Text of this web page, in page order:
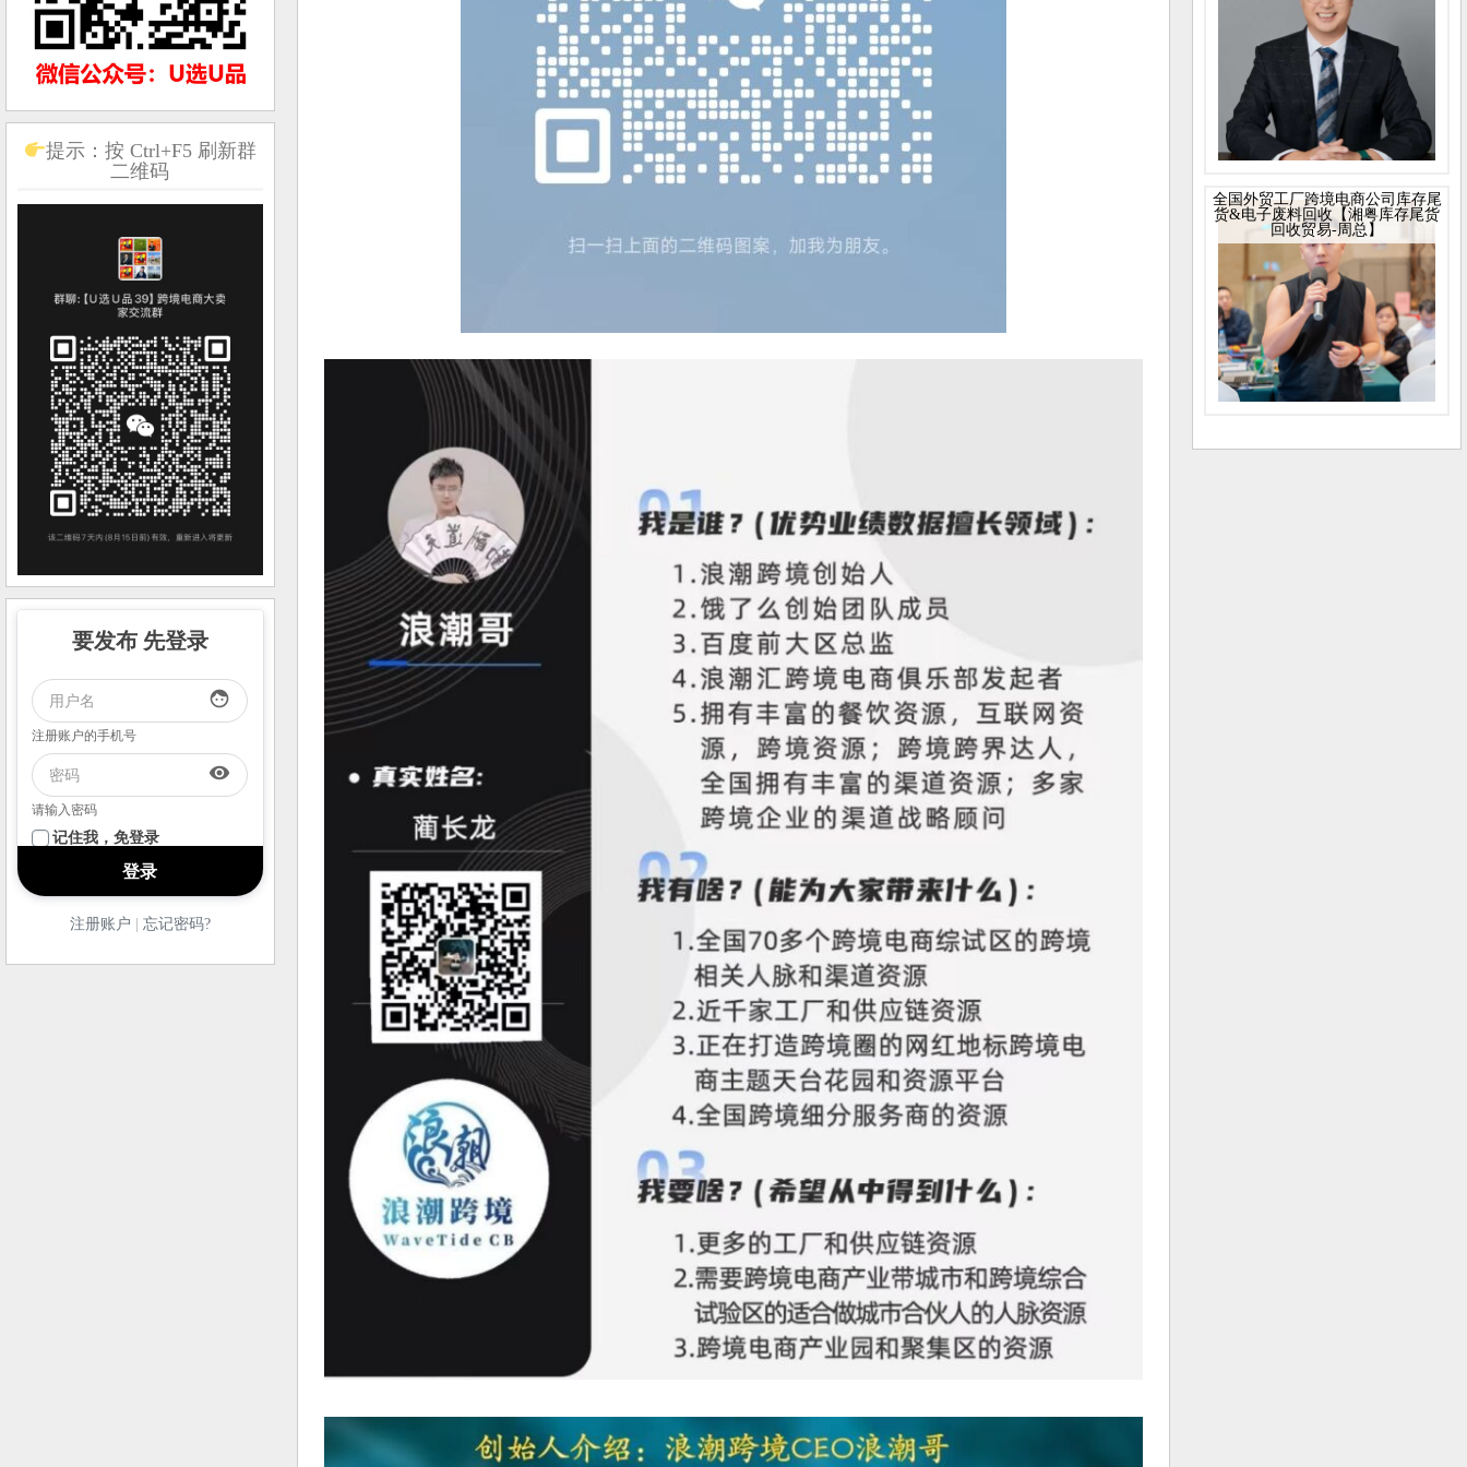
提示：按 Ctrl+F5 刷新群
二维码
要发布 先登录
face
注册账户的手机号
visibility
请输入密码
记住我，免登录
注册账户 忘记密码?
全国外贸工厂跨境电商公司库存尾
货&电子废料回收【湘粤库存尾货
回收贸易-周总】